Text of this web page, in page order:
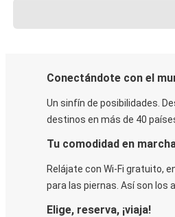
Conectándote con el
Un sinfín de posibilidades.
destinos en más de 40
Tu comodidad en
Relájate con Wi-Fi gratuito,
para las piernas. Así son los
Elige, reserva, ¡viaja!